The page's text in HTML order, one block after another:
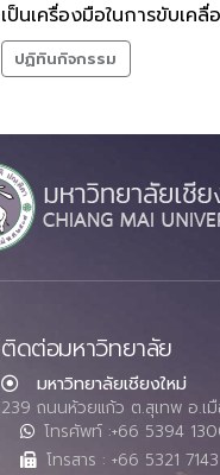
เป็นเครื่องมือในการขับเค
ปฏิทินกิจกรรม
ติดต่อมหาวิทยาลัย
มหาวิทยาลัยเชียงใหม่
239 ถนนห้วยแก้ว ต.สุเทพ อ.เ
โทรศัพท์ :+66 5394
โทรสาร : +66 5321 7143